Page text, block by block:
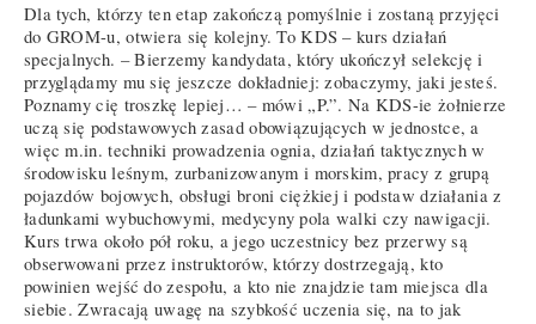
Dla tych, którzy ten etap zakończą pomyślnie i zostaną przyjęci
do GROM-u, otwiera się kolejny. To KDS – kurs działań
specjalnych. – Bierzemy kandydata, który ukończył selekcję i
przyglądamy mu się jeszcze dokładniej: zobaczymy, jaki jesteś.
Poznamy cię troszkę lepiej… – mówi „P.”. Na KDS-ie żołnierze
uczą się podstawowych zasad obowiązujących w jednostce, a
więc m.in. techniki prowadzenia ognia, działań taktycznych w
środowisku leśnym, zurbanizowanym i morskim, pracy z grupą
pojazdów bojowych, obsługi broni ciężkiej i podstaw działania z
ładunkami wybuchowymi, medycyny pola walki czy nawigacji.
Kurs trwa około pół roku, a jego uczestnicy bez przerwy są
obserwowani przez instruktorów, którzy dostrzegają, kto
powinien wejść do zespołu, a kto nie znajdzie tam miejsca dla
siebie. Zwracają uwagę na szybkość uczenia się, na to jak